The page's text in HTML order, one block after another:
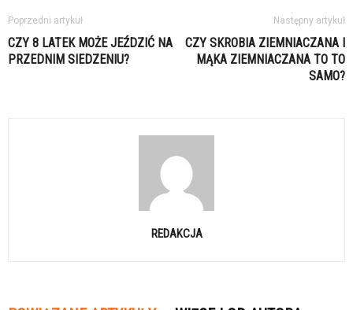
Poprzedni artykuł
CZY 8 LATEK MOŻE JEŹDZIĆ NA
PRZEDNIM SIEDZENIU?
Następny artykuł
CZY SKROBIA ZIEMNIACZANA I
MĄKA ZIEMNIACZANA TO TO
SAMO?
REDAKCJA